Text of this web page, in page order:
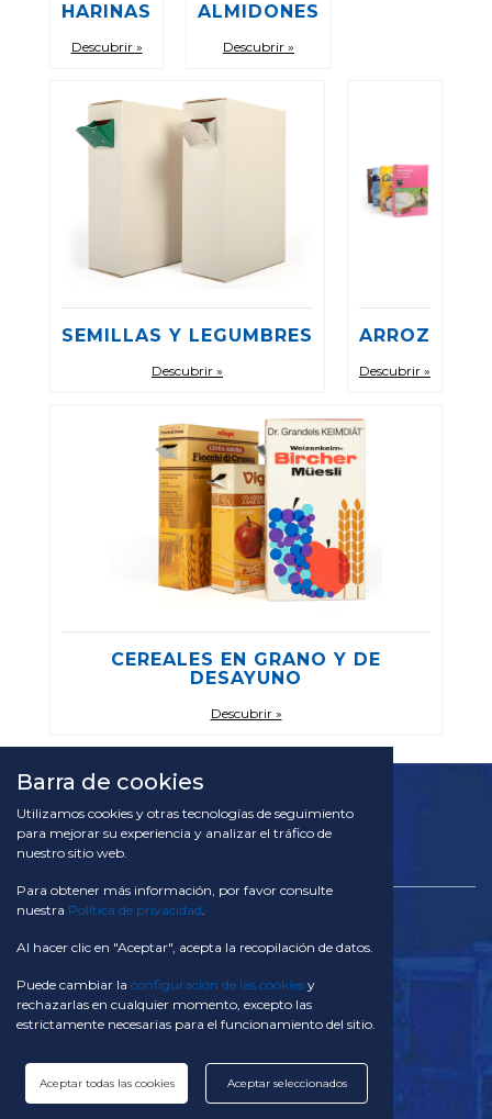
HARINAS
Descubrir »
ALMIDONES
Descubrir »
SEMILLAS Y LEGUMBRES
Descubrir »
ARROZ
Descubrir »
CEREALES EN GRANO Y DE
DESAYUNO
Descubrir »
TACOM SA
Teléfono:
+41 91 611 29 10
info@tacom.ch
Siguenos en:
Barra de cookies
Utilizamos cookies y otras tecnologías de seguimiento
para mejorar su experiencia y analizar el tráfico de
nuestro sitio web.
Para obtener más información, por favor consulte
nuestra Política de privacidad.
Al hacer clic en "Aceptar", acepta la recopilación de datos.
Puede cambiar la configuración de las cookies y
rechazarlas en cualquier momento, excepto las
estrictamente necesarias para el funcionamiento del sitio.
Aceptar todas las cookies Aceptar seleccionados